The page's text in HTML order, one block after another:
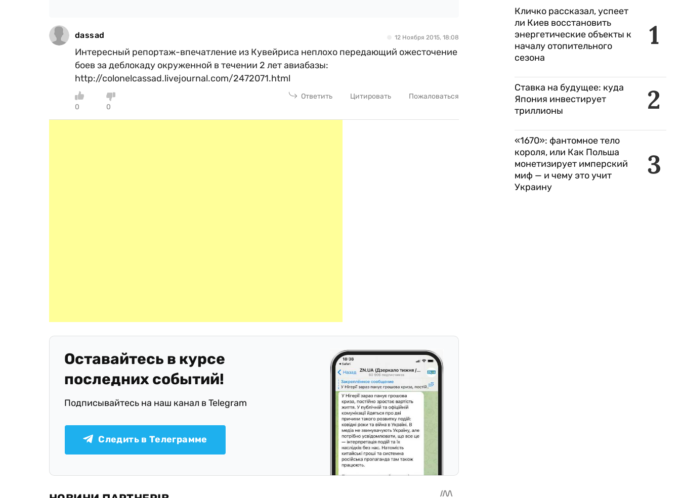
dassad 12 Ноября 2015, 18:08
Интересный репортаж-впечатление из Кувейриса неплохо передающий ожесточение
боев за деблокаду окруженной в течении 2 лет авиабазы:
http://colonelcassad.livejournal.com/2472071.html
0 0
Ответить Цитировать Пожаловаться
Оставайтесь в курсе
последних событий!
Подписывайтесь на наш канал в Telegram
Следить в Телеграмме
1
Кличко рассказал, успеет
ли Киев восстановить
энергетические объекты к
началу отопительного
сезона
2
Ставка на будущее: куда
Япония инвестирует
триллионы
3
«1670»: фантомное тело
короля, или Как Польша
монетизирует имперский
миф — и чему это учит
Украину